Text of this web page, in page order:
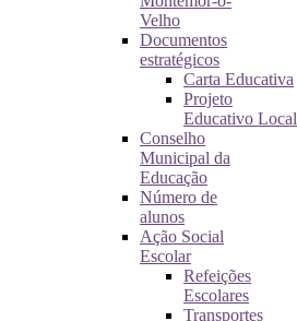
Velho
Documentos
estratégicos
Carta Educativa
Projeto
Educativo Local
Conselho
Municipal da
Educação
Número de
alunos
Ação Social
Escolar
Refeições
Escolares
Transportes